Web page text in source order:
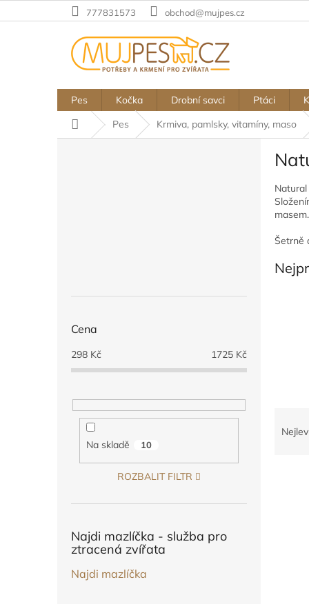
na
777831573 obchod@mujpes.cz
Pes Kočka Drobní savci Ptáci
Domů
Pes Krmiva, pamlsky, vitamíny, maso
Cena
298 Kč 1725 Kč
Na skladě 10
ROZBALIT FILTR
Najdi mazlíčka - služba pro
ztracená zvířata
Najdi mazlíčka
masem.
Šetrně